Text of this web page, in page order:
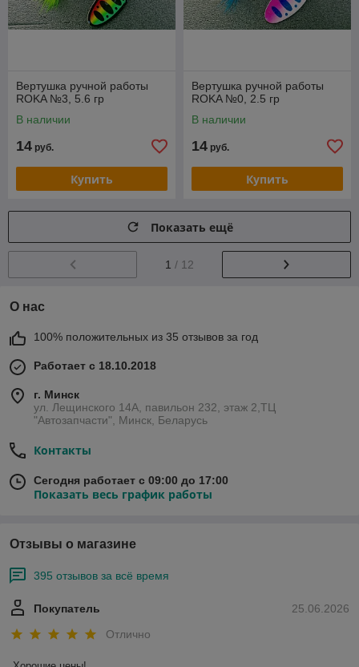
Вертушка ручной работы
ROKA №3, 5.6 гр
В наличии
14 руб.
Купить
Вертушка ручной работы
ROKA №0, 2.5 гр
В наличии
14 руб.
Купить
Показать ещё
1 / 12
О нас
100% положительных из 35 отзывов за год
Работает с 18.10.2018
г. Минск
ул. Лещинского 14А, павильон 232, этаж 2,ТЦ
"Автозапчасти", Минск, Беларусь
Контакты
Сегодня работает с 09:00 до 17:00
Показать весь график работы
Отзывы о магазине
395 отзывов за всё время
25.06.2026
Покупатель
Отлично